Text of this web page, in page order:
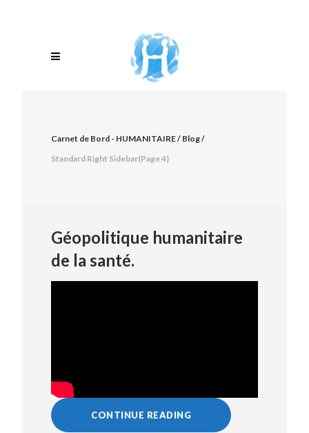
Carnet de Bord - HUMANITAIRE/ Blog/
Standard Right Sidebar(Page 4)
Géopolitique humanitaire
de la santé.
CONTINUE READING